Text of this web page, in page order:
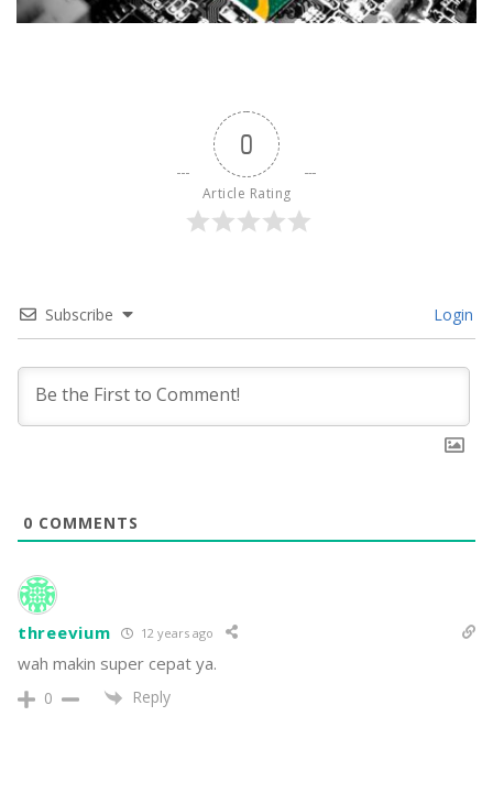
0
Article Rating
Subscribe Login
0 COMMENTS
threevium 12 years ago
wah makin super cepat ya.
0 Reply